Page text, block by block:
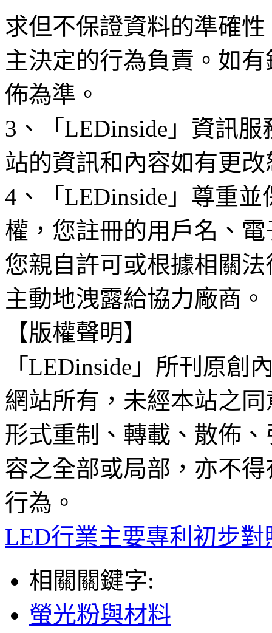
求但不保證資料的準確
主決定的行為負責。如
佈為準。
3、「LEDinside」資訊
站的資訊和內容如有更
4、「LEDinside」尊重
權，您註冊的用戶名、
您親自許可或根據相關
主動地洩露給協力廠商。
【版權聲明】
「LEDinside」所刊原創
網站所有，未經本站之
形式重制、轉載、散佈
容之全部或局部，亦不
行為。
LED行業主要專利初步對
相關關鍵字:
螢光粉與材料